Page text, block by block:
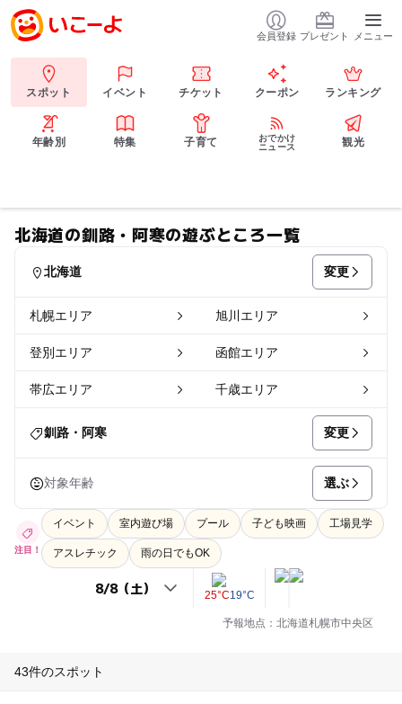
会員登録 プレゼント メニュー
スポット イベント チケット クーポン ランキング
年齢別 特集 子育て
おでかけ
ニュース
観光
北海道の釧路・阿寒の遊ぶところ一覧
北海道 変更
札幌エリア 旭川エリア
登別エリア 函館エリア
帯広エリア 千歳エリア
釧路・阿寒 変更
対象年齢 選ぶ
注目！
イベント 室内遊び場 プール 子ども映画 工場見学
アスレチック 雨の日でもOK
25°C19°C
予報地点：北海道札幌市中央区
43件のスポット